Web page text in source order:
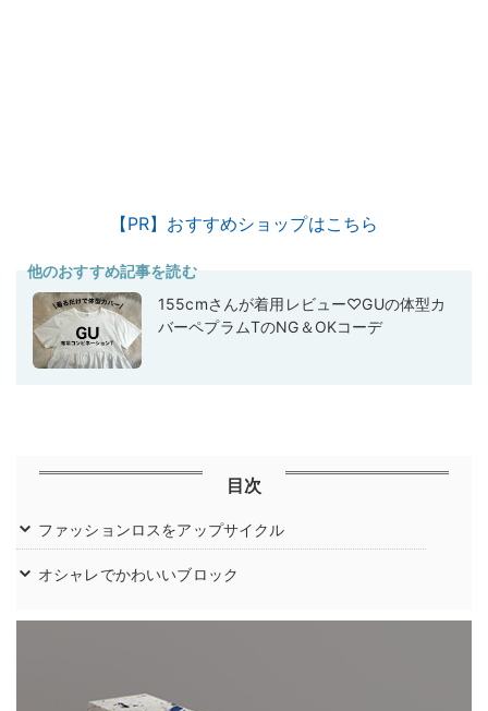
【PR】おすすめショップはこちら
他のおすすめ記事を読む
155cmさんが着用レビュー♡GUの体型カ
バーペプラムTのNG＆OKコーデ
目次
ファッションロスをアップサイクル
オシャレでかわいいブロック